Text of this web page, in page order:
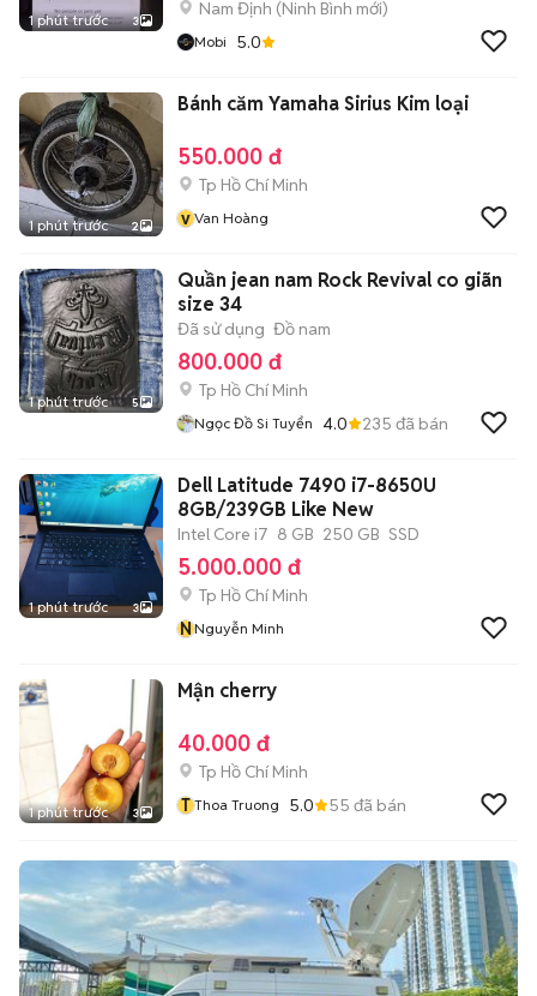
1 phút trước 3
Nam Định (Ninh Bình mới)
Mobi 5.0
1 phút trước 2
Bánh căm Yamaha Sirius Kim loại
550.000 đ
Tp Hồ Chí Minh
v Van Hoàng
1 phút trước 5
Quần jean nam Rock Revival co giãn
size 34
Đã sử dụng Đồ nam
800.000 đ
Tp Hồ Chí Minh
Ngọc Đồ Si Tuyển 4.0 235 đã bán
1 phút trước 3
Dell Latitude 7490 i7-8650U
8GB/239GB Like New
Intel Core i7 8 GB 250 GB SSD
5.000.000 đ
Tp Hồ Chí Minh
NNguyễn Minh
1 phút trước 3
Mận cherry
40.000 đ
Tp Hồ Chí Minh
T Thoa Truong 5.0 55 đã bán